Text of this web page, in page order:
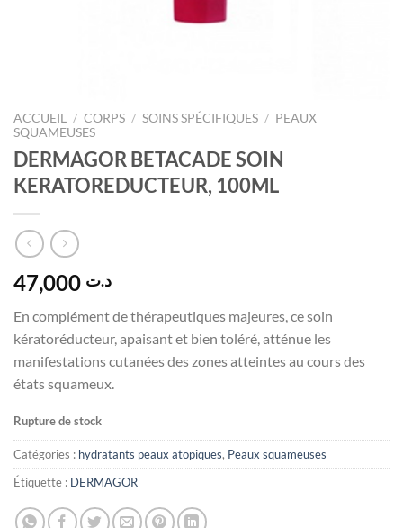
ACCUEIL / CORPS / SOINS SPÉCIFIQUES / PEAUX
SQUAMEUSES
DERMAGOR BETACADE SOIN
KERATOREDUCTEUR, 100ML
د.ت
En complément de thérapeutiques majeures, ce soin
kératoréducteur, apaisant et bien toléré, atténue les
manifestations cutanées des zones atteintes au cours des
états squameux.
Rupture de stock
Catégories : hydratants peaux atopiques, Peaux squameuses
Étiquette : DERMAGOR